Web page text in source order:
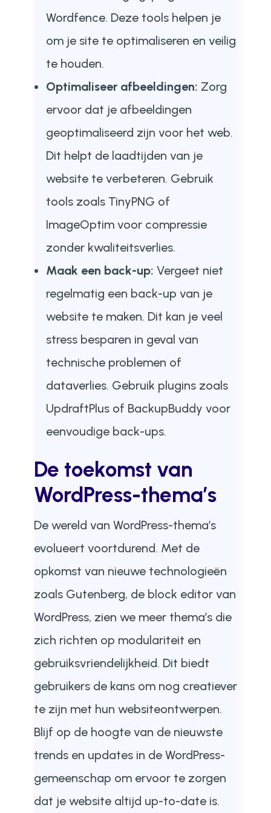
Wordfence. Deze tools helpen je
om je site te optimaliseren en veilig
te houden.
Optimaliseer afbeeldingen: Zorg
ervoor dat je afbeeldingen
geoptimaliseerd zijn voor het web.
Dit helpt de laadtijden van je
website te verbeteren. Gebruik
tools zoals TinyPNG of
ImageOptim voor compressie
zonder kwaliteitsverlies.
Maak een back-up: Vergeet niet
regelmatig een back-up van je
website te maken. Dit kan je veel
stress besparen in geval van
technische problemen of
dataverlies. Gebruik plugins zoals
UpdraftPlus of BackupBuddy voor
eenvoudige back-ups.
De toekomst van
WordPress-thema’s
De wereld van WordPress-thema’s
evolueert voortdurend. Met de
opkomst van nieuwe technologieën
zoals Gutenberg, de block editor van
WordPress, zien we meer thema’s die
zich richten op modulariteit en
gebruiksvriendelijkheid. Dit biedt
gebruikers de kans om nog creatiever
te zijn met hun websiteontwerpen.
Blijf op de hoogte van de nieuwste
trends en updates in de WordPress-
gemeenschap om ervoor te zorgen
dat je website altijd up-to-date is.